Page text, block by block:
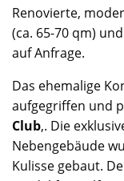
Renovierte,
(ca. 65-70 qm) und
auf Anfrage.
Das ehemalige
aufgegriffen und
Club‚. Die
Nebengebäude
Kulisse gebaut.